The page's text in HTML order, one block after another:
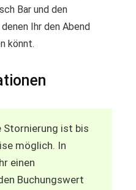
Bar und den
Ihr den Abend
könnt.
Stornierung ist bis
möglich. In
einen
Buchungswert